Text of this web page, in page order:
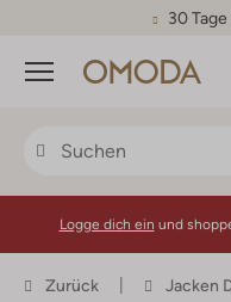
30
Menü
Logge dich ein und
Zurück Jacken